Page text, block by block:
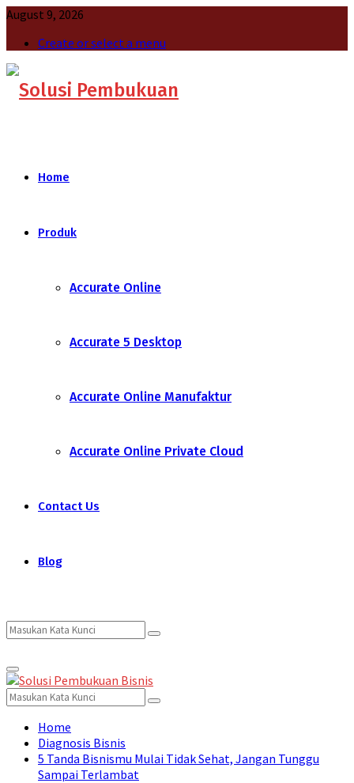
August 9, 2026
Create or select a menu
Home
Produk
Accurate Online
Accurate 5 Desktop
Accurate Online Manufaktur
Accurate Online Private Cloud
Contact Us
Blog
Search
for:
Search
Primary
Menu
Search
for:
Search
Home
Diagnosis Bisnis
5 Tanda Bisnismu Mulai Tidak Sehat, Jangan Tunggu
Sampai Terlambat